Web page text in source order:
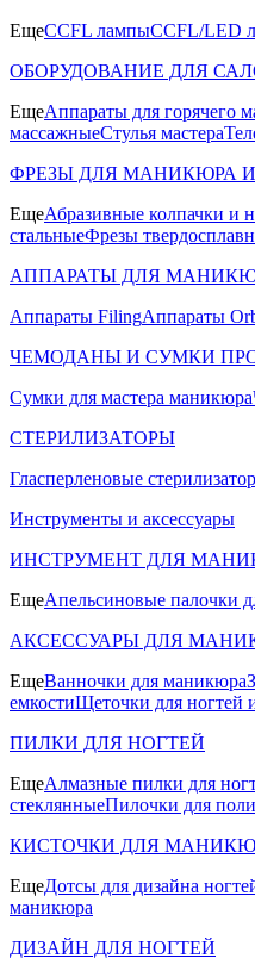
ЕщеCCFL лампыCCFL/LED
ОБОРУДОВАНИЕ ДЛЯ
ЕщеАппараты для горячего
массажныеСтулья мастера
ФРЕЗЫ ДЛЯ МАНИКЮРА
ЕщеАбразивные колпачки и
стальныеФрезы
АППАРАТЫ ДЛЯ
Аппараты FilingАппараты
ЧЕМОДАНЫ И СУМКИ
Сумки для мастера маникюра
СТЕРИЛИЗАТОРЫ
Гласперленовые
Инструменты и аксессуары
ИНСТРУМЕНТ ДЛЯ
ЕщеАпельсиновые палочки
АКСЕССУАРЫ ДЛЯ
ЕщеВанночки для маникюра
емкостиЩеточки для ногтей
ПИЛКИ ДЛЯ НОГТЕЙ
ЕщеАлмазные пилки для
стеклянныеПилочки для
КИСТОЧКИ ДЛЯ
ЕщеДотсы для дизайна
маникюра
ДИЗАЙН ДЛЯ НОГТЕЙ